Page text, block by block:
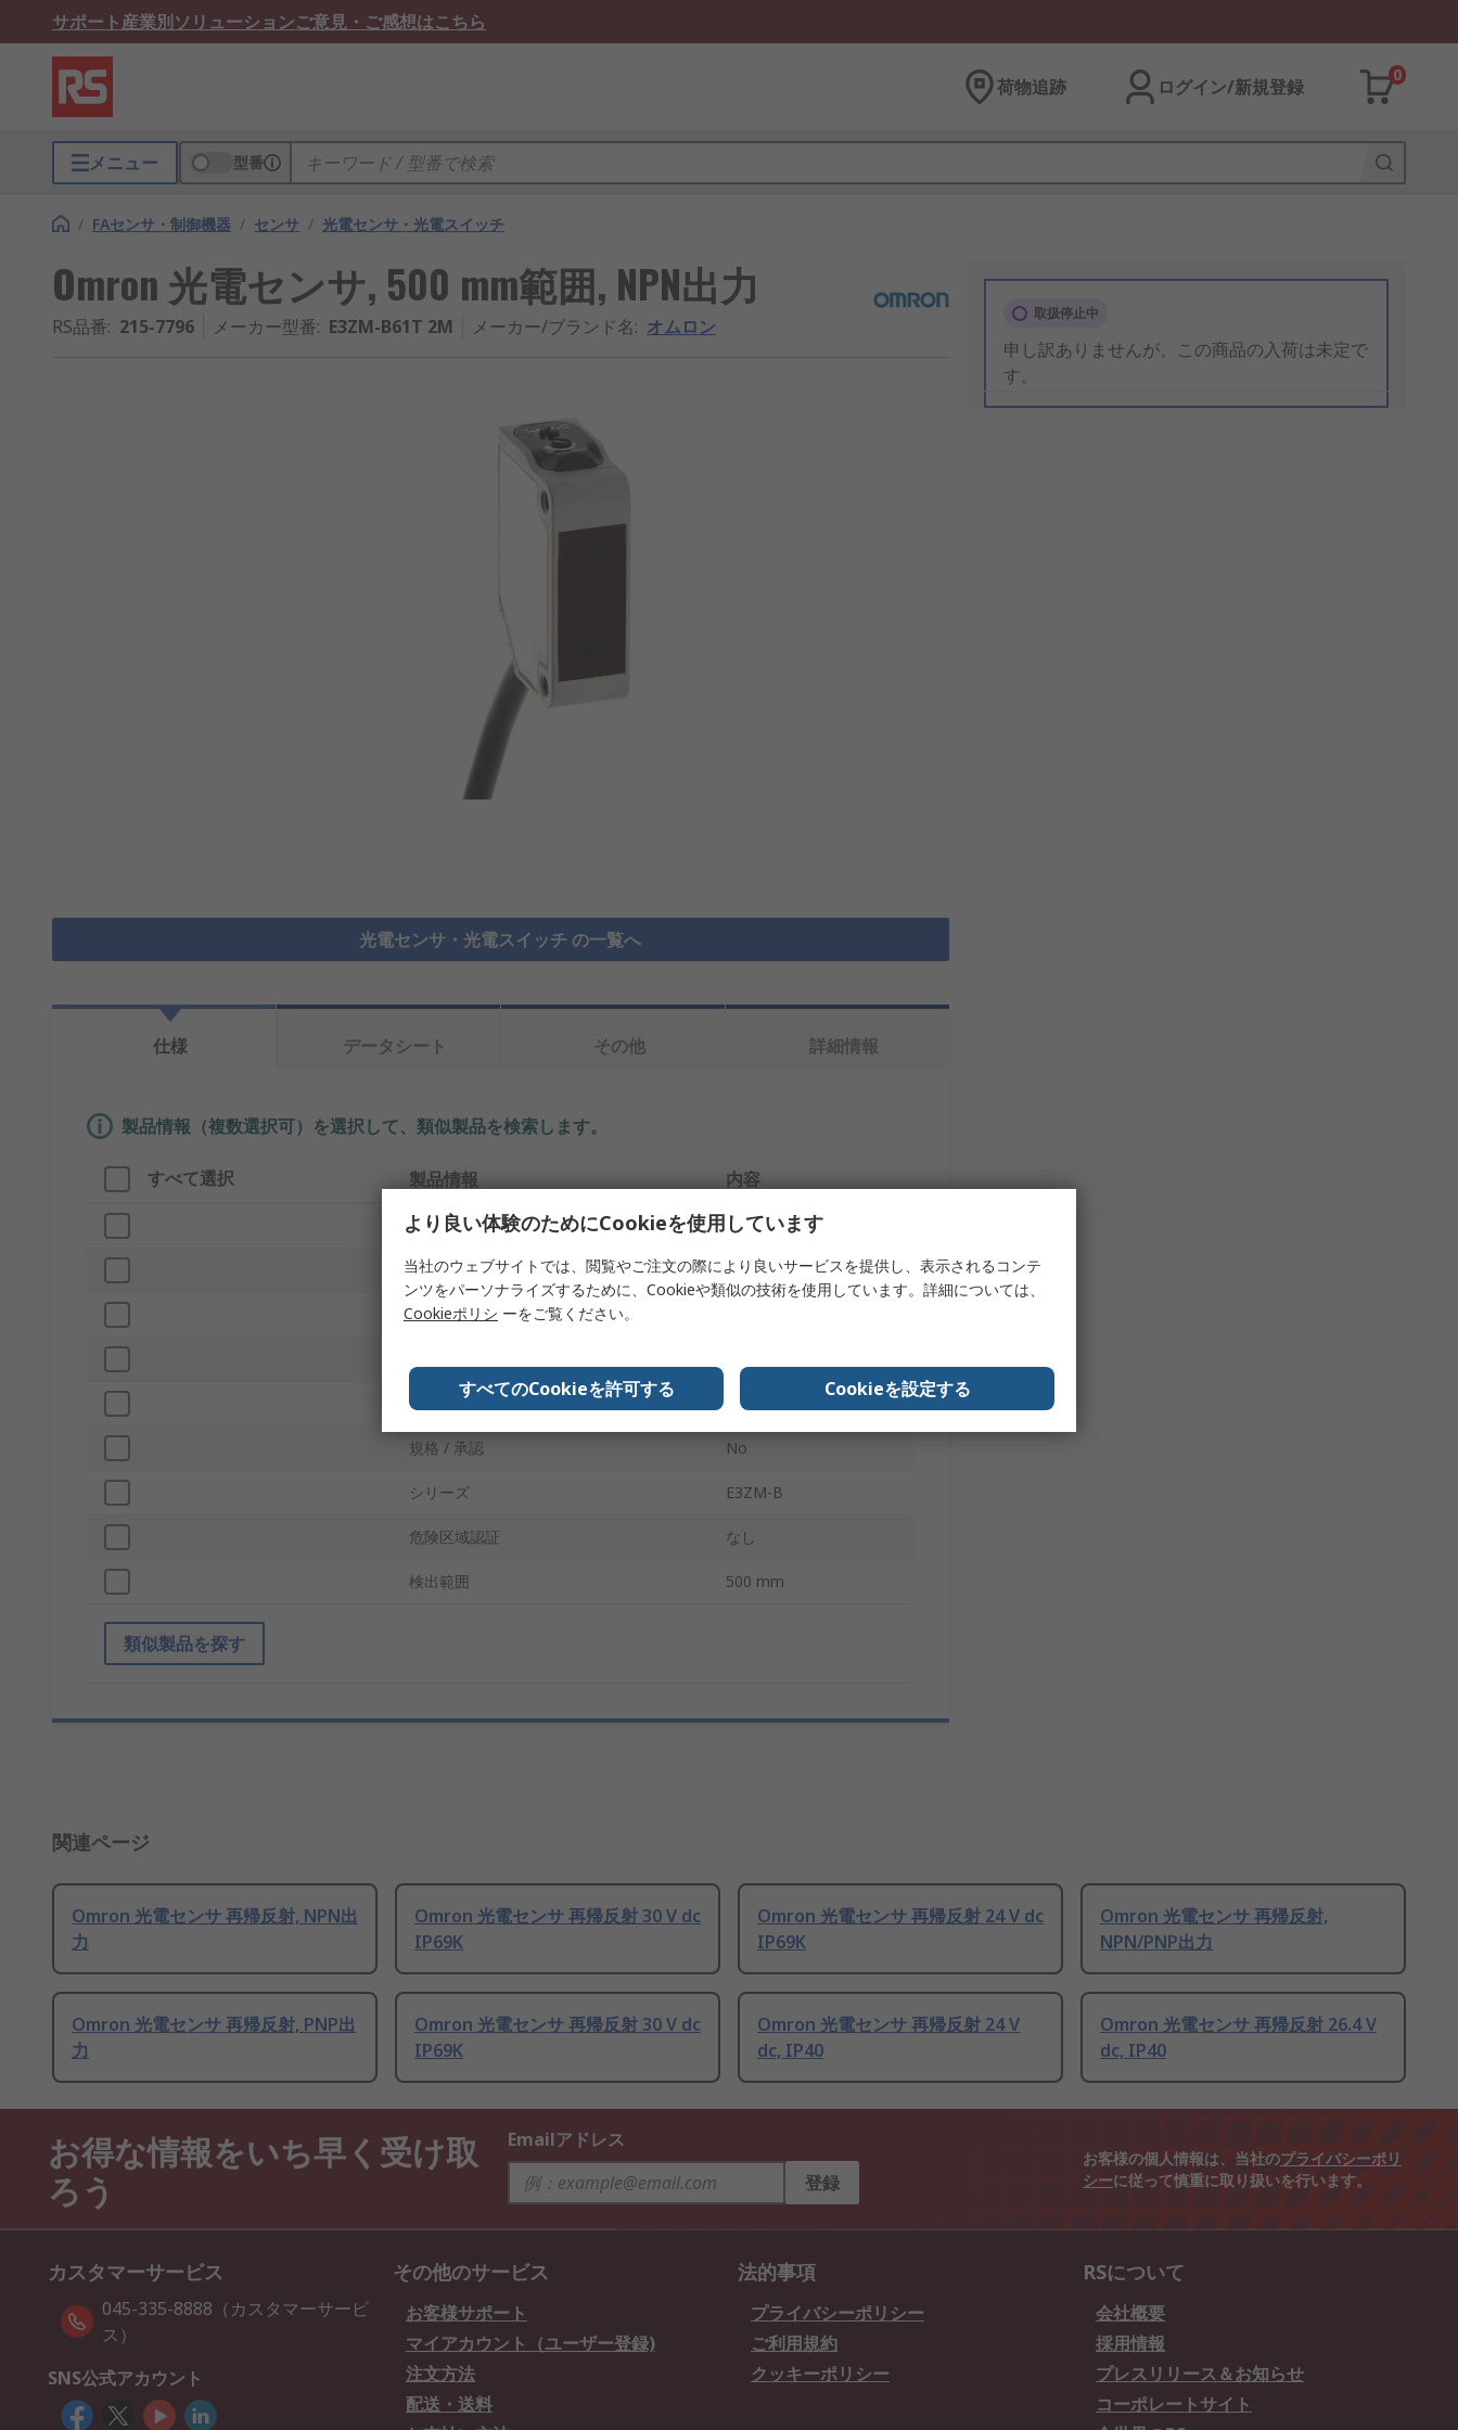
サポート産業別ソリューションご意見・ご感想はこちら
荷物追跡 ログイン/新規登録
0
メニュー 型番
/ FAセンサ・制御機器 / センサ / 光電センサ・光電スイッチ
Omron 光電センサ, 500 mm範囲, NPN出力
RS品番: 215-7796 メーカー型番: E3ZM-B61T 2M メーカー/ブランド名: オムロン
光電センサ・光電スイッチ の一覧へ
取扱停止中
申し訳ありませんが、この商品の入荷は未定で
す。
仕様 データシート その他 詳細情報
製品情報（複数選択可）を選択して、類似製品を検索します。
すべて選択 製品情報 内容
ブランド オムロン
センサーのスタイル ブロック形
プロダクトタイプ
出力タイプ NPN
規格 / 承認 No
シリーズ E3ZM-B
危険区域認証 なし
検出範囲 500 mm
類似製品を探す
関連ページ
Omron 光電センサ 再帰反射, NPN出
力
Omron 光電センサ 再帰反射 30 V dc
IP69K
Omron 光電センサ 再帰反射 24 V dc
IP69K
Omron 光電センサ 再帰反射,
NPN/PNP出力
Omron 光電センサ 再帰反射, PNP出
力
Omron 光電センサ 再帰反射 30 V dc
IP69K
Omron 光電センサ 再帰反射 24 V
dc, IP40
Omron 光電センサ 再帰反射 26.4 V
dc, IP40
お得な情報をいち早く受け取
ろう
Emailアドレス
登録
お客様の個人情報は、当社のプライバシーポリ
シーに従って慎重に取り扱いを行います。
カスタマーサービス
045-335-8888（カスタマーサービ
ス）
SNS公式アカウント
その他のサービス
お客様サポート
マイアカウント（ユーザー登録)
注文方法
配送・送料
法的事項
プライバシーポリシー
ご利用規約
クッキーポリシー
RSについて
会社概要
採用情報
プレスリリース＆お知らせ
コーポレートサイト
より良い体験のためにCookieを使用しています
当社のウェブサイトでは、閲覧やご注文の際により良いサービスを提供し、表示されるコンテ
ンツをパーソナライズするために、Cookieや類似の技術を使用しています。詳細については、
Cookieポリシ ーをご覧ください。
すべてのCookieを許可する Cookieを設定する